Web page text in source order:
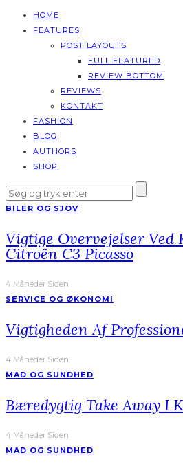
HOME
FEATURES
POST LAYOUTS
FULL FEATURED
REVIEW BOTTOM
REVIEWS
KONTAKT
FASHION
BLOG
AUTHORS
SHOP
BILER OG SJOV
Vigtige Overvejelser Ved
Citroën C3 Picasso
4 Måneder Siden
SERVICE OG ØKONOMI
Vigtigheden Af
4 Måneder Siden
MAD OG SUNDHED
Bæredygtig Take Away I
4 Måneder Siden
MAD OG SUNDHED